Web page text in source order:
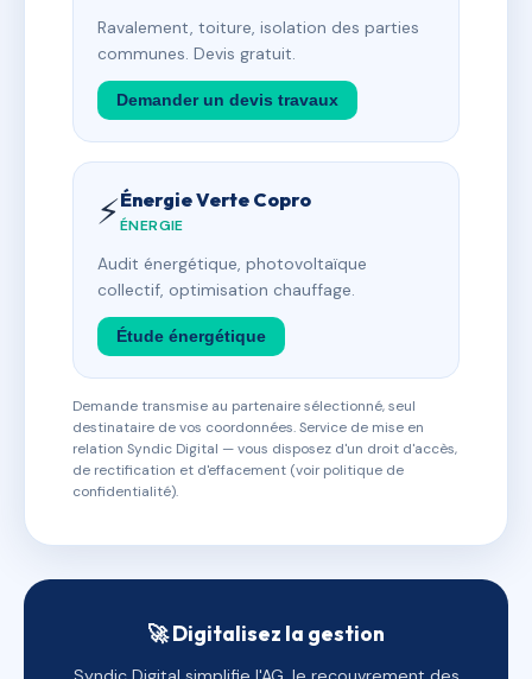
Ravalement, toiture, isolation des parties
communes. Devis gratuit.
Demander un devis travaux
⚡Énergie Verte Copro
ÉNERGIE
Audit énergétique, photovoltaïque
collectif, optimisation chauffage.
Étude énergétique
Demande transmise au partenaire sélectionné, seul
destinataire de vos coordonnées. Service de mise en
relation Syndic Digital — vous disposez d'un droit d'accès,
de rectification et d'effacement (voir politique de
confidentialité).
🚀 Digitalisez la gestion